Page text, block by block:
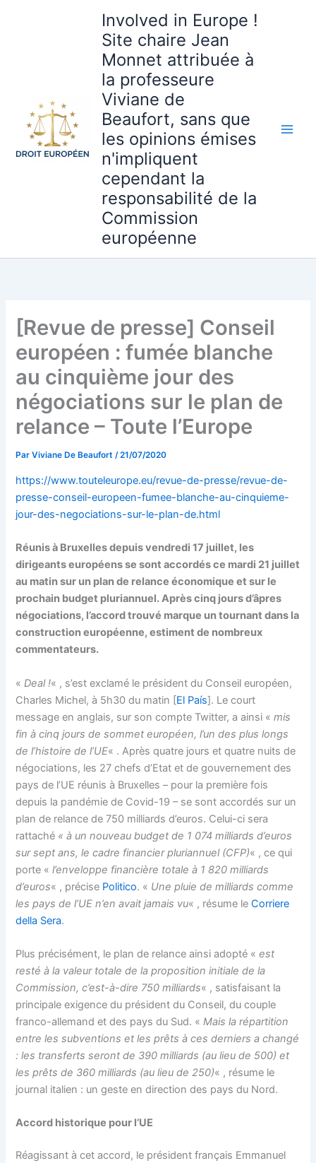
Involved in Europe !
Site chaire Jean
Monnet attribuée à
la professeure
Viviane de
Beaufort, sans que
les opinions émises
n'impliquent
cependant la
responsabilité de la
Commission
européenne
[Revue de presse] Conseil
européen : fumée blanche
au cinquième jour des
négociations sur le plan de
relance – Toute l’Europe
ParViviane De Beaufort/21/07/2020
https://www.touteleurope.eu/revue-de-presse/revue-de-
presse-conseil-europeen-fumee-blanche-au-cinquieme-
jour-des-negociations-sur-le-plan-de.html
Réunis à Bruxelles depuis vendredi 17 juillet, les
dirigeants européens se sont accordés ce mardi 21 juillet
au matin sur un plan de relance économique et sur le
prochain budget pluriannuel. Après cinq jours d’âpres
négociations, l’accord trouvé marque un tournant dans la
construction européenne, estiment de nombreux
commentateurs.
«Deal !« , s’est exclamé le président du Conseil européen,
Charles Michel, à 5h30 du matin [El País]. Le court
message en anglais, sur son compte Twitter, a ainsi «mis
fin à cinq jours de sommet européen, l’un des plus longs
de l’histoire de l’UE« . Après quatre jours et quatre nuits de
négociations, les 27 chefs d’Etat et de gouvernement des
pays de l’UE réunis à Bruxelles – pour la première fois
depuis la pandémie de Covid-19 – se sont accordés sur un
plan de relance de 750 milliards d’euros. Celui-ci sera
rattaché « à un nouveau budget de 1 074 milliards d’euros
sur sept ans, le cadre financier pluriannuel (CFP)« , ce qui
porte «l’enveloppe financière totale à 1 820 milliards
d’euros« , précise Politico. « Une pluie de milliards comme
les pays de l’UE n’en avait jamais vu« , résume leCorriere
della Sera.
Plus précisément, le plan de relance ainsi adopté «est
resté à la valeur totale de la proposition initiale de la
Commission, c’est-à-dire 750 milliards« , satisfaisant la
principale exigence du président du Conseil, du couple
franco-allemand et des pays du Sud. «Mais la répartition
entre les subventions et les prêts à ces derniers a changé
: les transferts seront de 390 milliards (au lieu de 500) et
les prêts de 360 milliards (au lieu de 250)« , résume le
journal italien : un geste en direction des pays du Nord.
Accord historique pour l’UE
Réagissant à cet accord, le président français Emmanuel